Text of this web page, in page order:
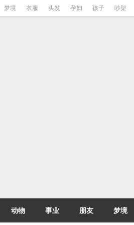
梦境 衣服 头发 孕妇 孩子 吵架
动物 事业 朋友 梦境